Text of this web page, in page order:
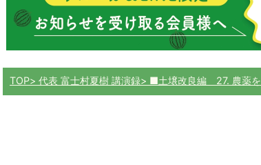
TOP 代表 富士村夏樹 講演録 ■土壌改良編 27. 農薬を